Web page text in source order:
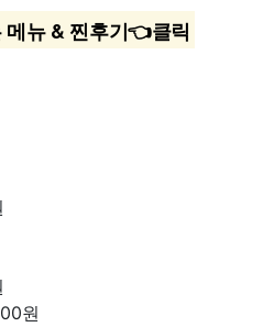
메뉴 & 찐후기👈클릭
원